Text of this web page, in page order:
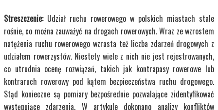
Streszczenie:Udział ruchu rowerowego w polskich miastach stale
rośnie, co można zauważyć na drogach rowerowych. Wraz ze wzrostem
natężenia ruchu rowerowego wzrasta też liczba zdarzeń drogowych z
udziałem rowerzystów. Niestety wiele z nich nie jest rejestrowanych,
co utrudnia ocenę rozwiązań, takich jak kontrapasy rowerowe lub
kontraruch rowerowy pod kątem bezpieczeństwa ruchu drogowego.
Stąd konieczne są pomiary bezpośrednie pozwalające zidentyfikować
występujące zdarzenia. W artykule dokonano analizy konfliktów